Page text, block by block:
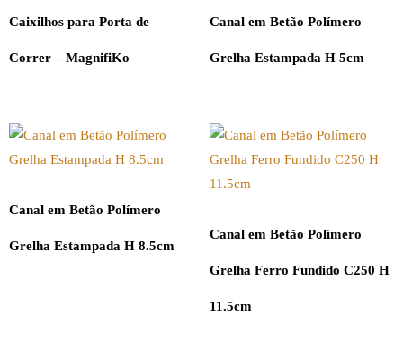
Caixilhos para Porta de
Correr – MagnifiKo
Canal em Betão Polímero
Grelha Estampada H 5cm
Canal em Betão Polímero
Grelha Estampada H 8.5cm
Canal em Betão Polímero
Grelha Ferro Fundido C250 H
11.5cm